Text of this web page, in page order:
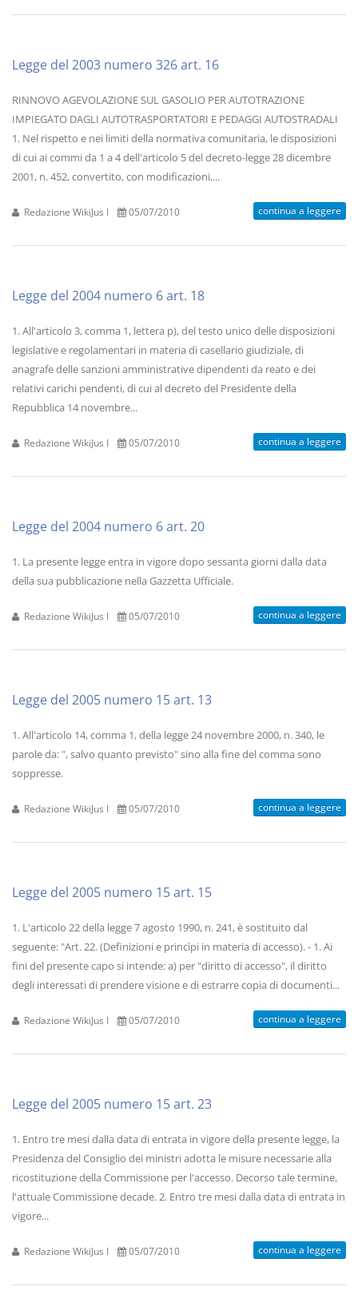
Legge del 2003 numero 326 art. 16
RINNOVO AGEVOLAZIONE SUL GASOLIO PER AUTOTRAZIONE
IMPIEGATO DAGLI AUTOTRASPORTATORI E PEDAGGI AUTOSTRADALI
1. Nel rispetto e nei limiti della normativa comunitaria, le disposizioni
di cui ai commi da 1 a 4 dell'articolo 5 del decreto-legge 28 dicembre
2001, n. 452, convertito, con modificazioni,...
Redazione WikiJus I 05/07/2010 continua a leggere
Legge del 2004 numero 6 art. 18
1. All'articolo 3, comma 1, lettera p), del testo unico delle disposizioni
legislative e regolamentari in materia di casellario giudiziale, di
anagrafe delle sanzioni amministrative dipendenti da reato e dei
relativi carichi pendenti, di cui al decreto del Presidente della
Repubblica 14 novembre...
Redazione WikiJus I 05/07/2010 continua a leggere
Legge del 2004 numero 6 art. 20
1. La presente legge entra in vigore dopo sessanta giorni dalla data
della sua pubblicazione nella Gazzetta Ufficiale.
Redazione WikiJus I 05/07/2010 continua a leggere
Legge del 2005 numero 15 art. 13
1. All'articolo 14, comma 1, della legge 24 novembre 2000, n. 340, le
parole da: ", salvo quanto previsto" sino alla fine del comma sono
soppresse.
Redazione WikiJus I 05/07/2010 continua a leggere
Legge del 2005 numero 15 art. 15
1. L'articolo 22 della legge 7 agosto 1990, n. 241, è sostituito dal
seguente: "Art. 22. (Definizioni e princìpi in materia di accesso). - 1. Ai
fini del presente capo si intende: a) per "diritto di accesso", il diritto
degli interessati di prendere visione e di estrarre copia di documenti...
Redazione WikiJus I 05/07/2010 continua a leggere
Legge del 2005 numero 15 art. 23
1. Entro tre mesi dalla data di entrata in vigore della presente legge, la
Presidenza del Consiglio dei ministri adotta le misure necessarie alla
ricostituzione della Commissione per l'accesso. Decorso tale termine,
l'attuale Commissione decade. 2. Entro tre mesi dalla data di entrata in
vigore...
Redazione WikiJus I 05/07/2010 continua a leggere